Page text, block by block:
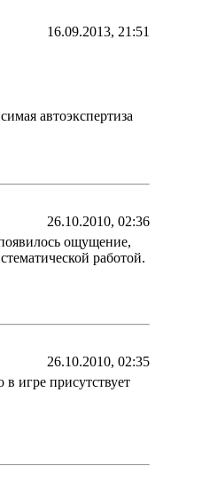
16.09.2013, 21:51
автоэкспертиза
26.10.2010, 02:36
ощущение,
работой.
26.10.2010, 02:35
игре присутствует